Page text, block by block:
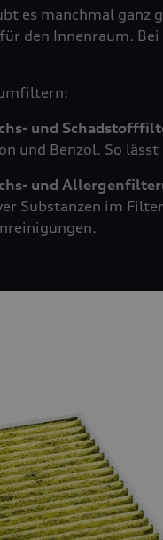
es manchmal
den Innenraum.
und
und Benzol. So
und
Substanzen im